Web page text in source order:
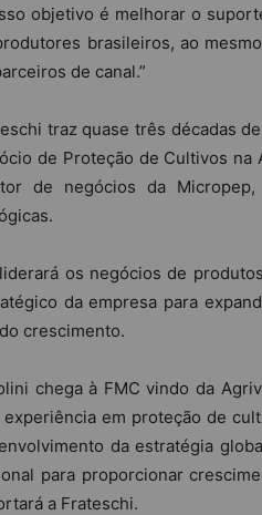
objetivo é melhorar o
brasileiros, ao
de canal.”
traz quase três décadas
de Proteção de Cultivos na
de negócios da
os negócios de
da empresa para
crescimento.
chega à FMC vindo da
experiência em proteção de
da estratégia
para proporcionar
a Frateschi.